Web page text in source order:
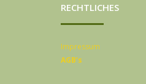
RECHTLICHES
Impressum
AGB’s